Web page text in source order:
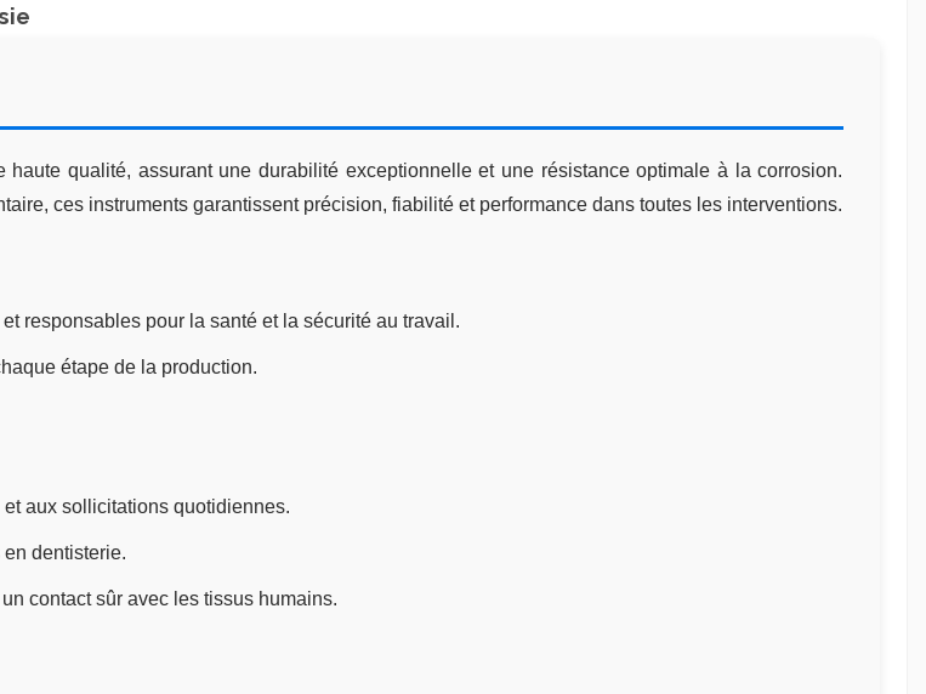
qualité, assurant une durabilité exceptionnelle et une résistance optimale à la corrosion.
ces instruments garantissent précision, fiabilité et performance dans toutes les interventions.
responsables pour la santé et la sécurité au travail.
étape de la production.
aux sollicitations quotidiennes.
dentisterie.
contact sûr avec les tissus humains.